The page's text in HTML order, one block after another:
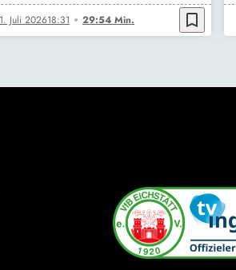
Juli 202618:31 29:54 Min. bookmark_border